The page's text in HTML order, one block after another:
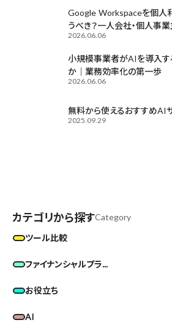
Google Workspaceを個人
うべき？一人会社・個人事
2026.06.06
小規模事業者がAIを導入す
か｜業務効率化の第一歩
2026.06.06
無料から使えるおすすめAI
2025.09.29
カテゴリから探すCategory
ツール比較
ファイナンシャルプラ...
お役立ち
AI